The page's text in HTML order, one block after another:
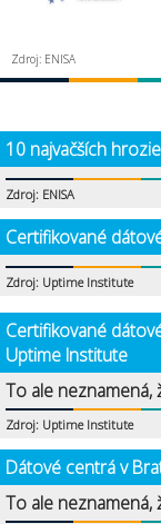
Zdroj: ENISA
10 najvačších
Zdroj: ENISA
Certifikované
Zdroj: Uptime Institute
Certifikované
Uptime Institute
To ale neznamená,
Zdroj: Uptime Institute
Dátové centrá v
To ale neznamená,